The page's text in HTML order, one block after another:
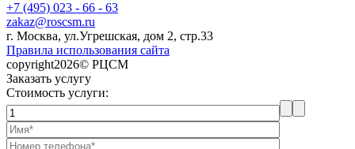
+7 (495) 023 - 66 - 63
zakaz@roscsm.ru
г. Москва, ул.Угрешская, дом 2, стр.33
Правила использования сайта
copyright2026© РЦСМ
Заказать услугу
Стоимость услуги: